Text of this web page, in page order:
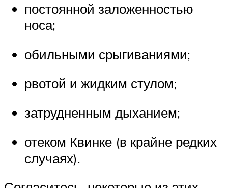
постоянной заложенностью
носа;
обильными срыгиваниями;
рвотой и жидким стулом;
затрудненным дыханием;
отеком Квинке (в крайне редких
случаях).